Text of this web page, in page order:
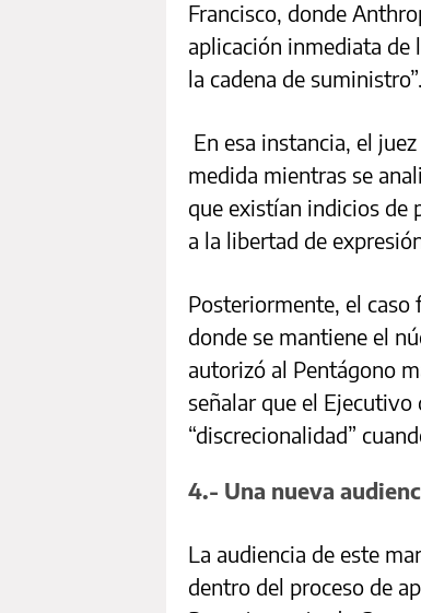
Francisco, donde
aplicación inmediata de
la cadena de suministro”.
En esa instancia, el
medida mientras se
que existían indicios de
a la libertad de
Posteriormente, el caso
donde se mantiene el
autorizó al Pentágono
señalar que el
“discrecionalidad”
4.- Una nueva
La audiencia de este
dentro del proceso de